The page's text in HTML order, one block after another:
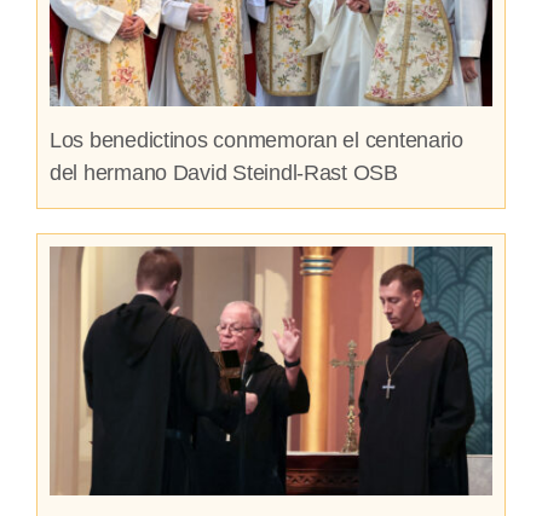
Los benedictinos conmemoran el centenario
del hermano David Steindl-Rast OSB